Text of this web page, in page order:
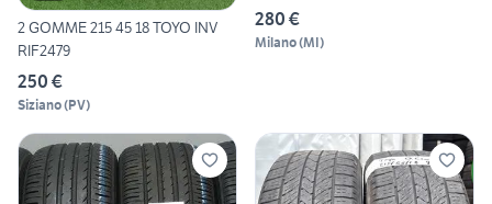
2 GOMME 215 45 18 TOYO INV
RIF2479
250 €
Siziano(PV)
280 €
Milano(MI)